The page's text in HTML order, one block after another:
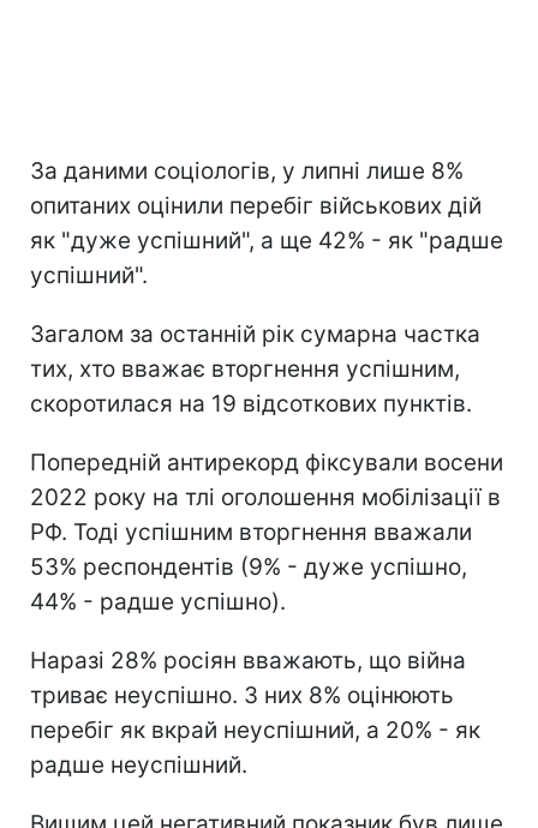
За даними соціологів, у липні лише 8%
опитаних оцінили перебіг військових дій
як "дуже успішний", а ще 42% - як "радше
успішний".
Загалом за останній рік сумарна частка
тих, хто вважає вторгнення успішним,
скоротилася на 19 відсоткових пунктів.
Попередній антирекорд фіксували восени
2022 року на тлі оголошення мобілізації в
РФ. Тоді успішним вторгнення вважали
53% респондентів (9% - дуже успішно,
44% - радше успішно).
Наразі 28% росіян вважають, що війна
триває неуспішно. З них 8% оцінюють
перебіг як вкрай неуспішний, а 20% - як
радше неуспішний.